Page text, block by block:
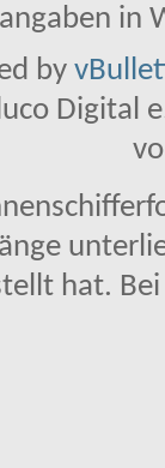
in
by
Digital
hat.